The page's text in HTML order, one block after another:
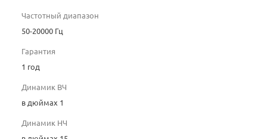
Частотный диапазон
50-20000 Гц
Гарантия
1 год
Динамик ВЧ
в дюймах 1
Динамик НЧ